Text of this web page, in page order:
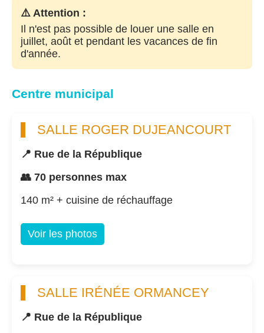
⚠️ Attention :
Il n'est pas possible de louer une salle en
juillet, août et pendant les vacances de fin
d'année.
Centre municipal
SALLE ROGER DUJEANCOURT
📍 Rue de la République
👥 70 personnes max
140 m² + cuisine de réchauffage
Voir les photos
SALLE IRÉNÉE ORMANCEY
📍 Rue de la République